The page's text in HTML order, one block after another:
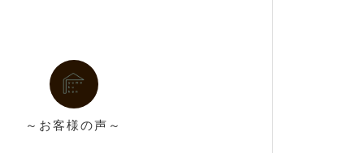
～お客様の声～